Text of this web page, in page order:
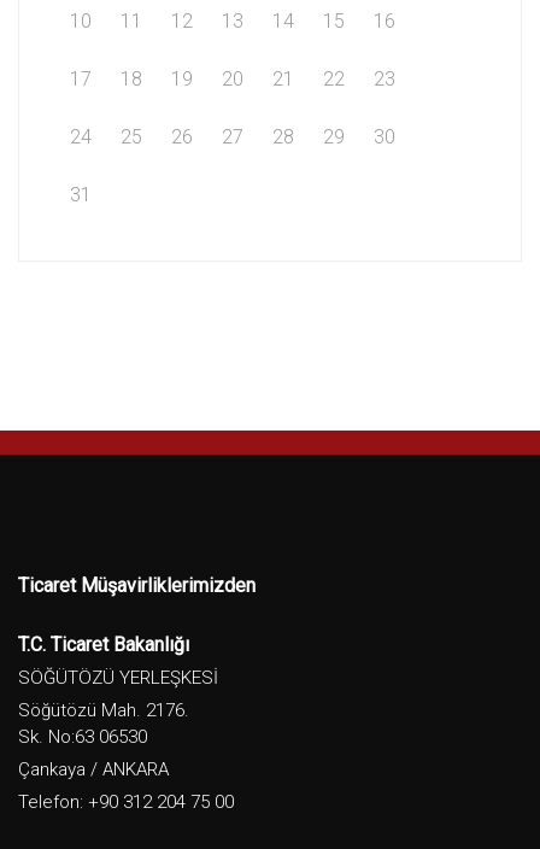
10 11 12 13 14 15 16
17 18 19 20 21 22 23
24 25 26 27 28 29 30
31
Ticaret Müşavirliklerimizden
T.C. Ticaret Bakanlığı
SÖĞÜTÖZÜ YERLEŞKESİ
Söğütözü Mah. 2176.
Sk. No:63 06530
Çankaya / ANKARA
Telefon: +90 312 204 75 00